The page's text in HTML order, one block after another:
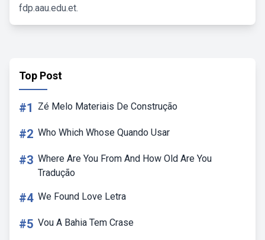
fdp.aau.edu.et.
Top Post
#1 Zé Melo Materiais De Construção
#2 Who Which Whose Quando Usar
#3 Where Are You From And How Old Are You
Tradução
#4 We Found Love Letra
#5 Vou A Bahia Tem Crase